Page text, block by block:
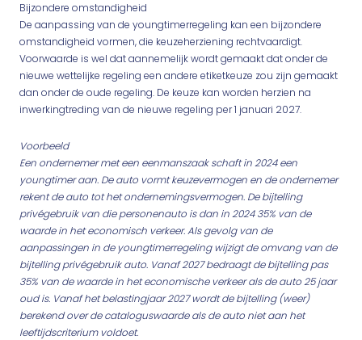
Bijzondere omstandigheid
De aanpassing van de youngtimerregeling kan een bijzondere
omstandigheid vormen, die keuzeherziening rechtvaardigt.
Voorwaarde is wel dat aannemelijk wordt gemaakt dat onder de
nieuwe wettelijke regeling een andere etiketkeuze zou zijn gemaakt
dan onder de oude regeling. De keuze kan worden herzien na
inwerkingtreding van de nieuwe regeling per 1 januari 2027.
Voorbeeld
Een ondernemer met een eenmanszaak schaft in 2024 een
youngtimer aan. De auto vormt keuzevermogen en de ondernemer
rekent de auto tot het ondernemingsvermogen. De bijtelling
privégebruik van die personenauto is dan in 2024 35% van de
waarde in het economisch verkeer. Als gevolg van de
aanpassingen in de youngtimerregeling wijzigt de omvang van de
bijtelling privégebruik auto. Vanaf 2027 bedraagt de bijtelling pas
35% van de waarde in het economische verkeer als de auto 25 jaar
oud is. Vanaf het belastingjaar 2027 wordt de bijtelling (weer)
berekend over de cataloguswaarde als de auto niet aan het
leeftijdscriterium voldoet.